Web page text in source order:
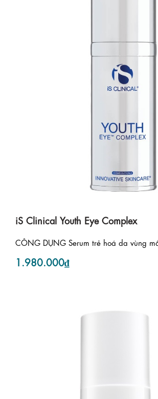
iS Clinical Youth Eye Complex
CÔNG DỤNG Serum trẻ hoá da vùng
1.980.000₫